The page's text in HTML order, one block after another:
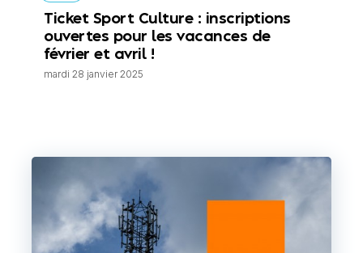
Ticket Sport Culture : inscriptions
ouvertes pour les vacances de
février et avril !
mardi 28 janvier 2025